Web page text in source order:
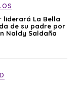
liderará La Bella
de su padre por
Naldy Saldaña